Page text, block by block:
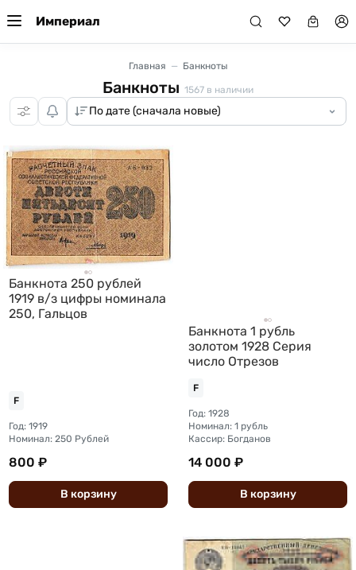
Империал
Главная Банкноты
Банкноты 1567 в наличии
Банкнота 250 рублей
1919 в/з цифры номинала
250, Гальцов
F
Год: 1919
Номинал: 250 Рублей
800 ₽
В корзину
Банкнота 1 рубль
золотом 1928 Серия
число Отрезов
F
Год: 1928
Номинал: 1 рубль
Кассир: Богданов
14 000 ₽
В корзину